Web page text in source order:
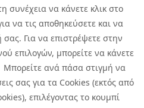
συνέχεια να κάνετε κλικ στο
να τις αποθηκεύσετε και να
Για να επιστρέψετε στην
επιλογών, μπορείτε να κάνετε
Μπορείτε ανά πάσα στιγμή να
σας για τα Cookies (εκτός από
επιλέγοντας το κουμπί
Reserved.
Preferences |